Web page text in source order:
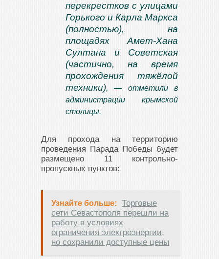
перекрестков с улицами
Горького и Карла Маркса
(полностью), на
площадях Амет-Хана
Султана и Советская
(частично, на время
прохождения тяжёлой
техники), — отметили в
администрации крымской
столицы.
Для прохода на территорию
проведения Парада Победы будет
размещено 11 контрольно-
пропускных пунктов:
Узнайте больше:
Торговые
сети Севастополя перешли на
работу в условиях
ограничения электроэнергии,
но сохранили доступные цены